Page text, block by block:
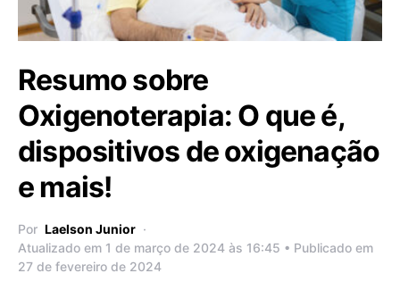
Resumo sobre
Oxigenoterapia: O que é,
dispositivos de oxigenação
e mais!
Por Laelson Junior
Atualizado em 1 de março de 2024 às 16:45 • Publicado em
27 de fevereiro de 2024